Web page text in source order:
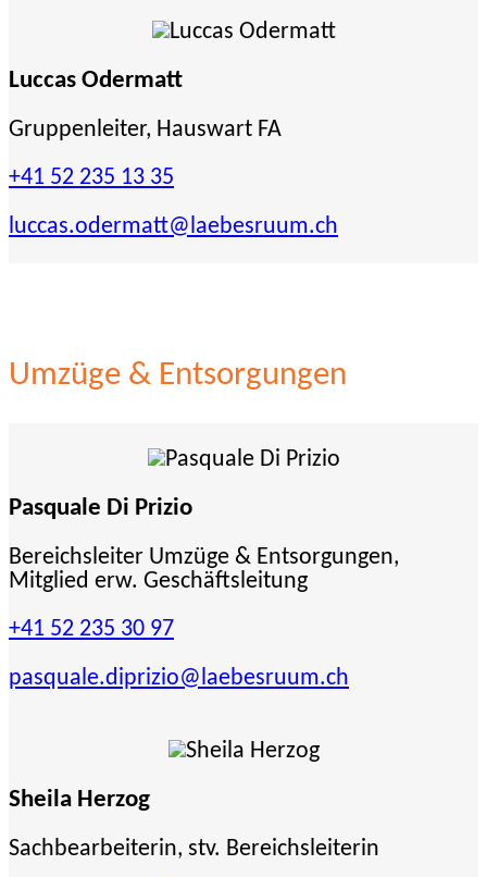
Luccas Odermatt
Gruppenleiter, Hauswart FA
+41 52 235 13 35
luccas.odermatt@laebesruum.ch
Umzüge & Entsorgungen
Pasquale Di Prizio
Bereichsleiter Umzüge & Entsorgungen,
Mitglied erw. Geschäftsleitung
+41 52 235 30 97
pasquale.diprizio@laebesruum.ch
Sheila Herzog
Sachbearbeiterin, stv. Bereichsleiterin